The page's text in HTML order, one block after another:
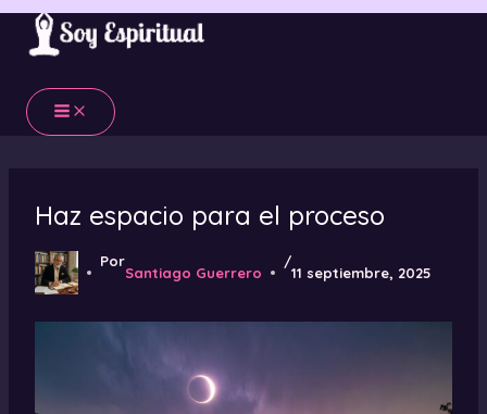
Ir
contenido
Haz espacio para el proceso
Por
Santiago Guerrero
/
11 septiembre, 2025